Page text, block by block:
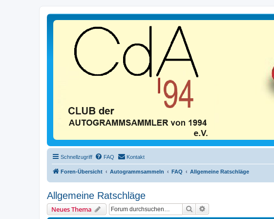
Schnellzugriff FAQ Kontakt
Foren-Übersicht Autogrammsammeln FAQ Allgemeine Ratschläge
Allgemeine Ratschläge
Neues Thema Suche